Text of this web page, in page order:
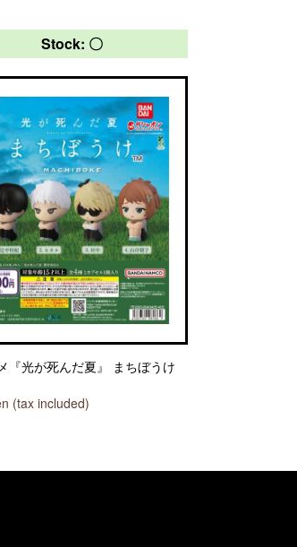
Stock: 〇
『光が死んだ夏』 まちぼうけ
(tax included)